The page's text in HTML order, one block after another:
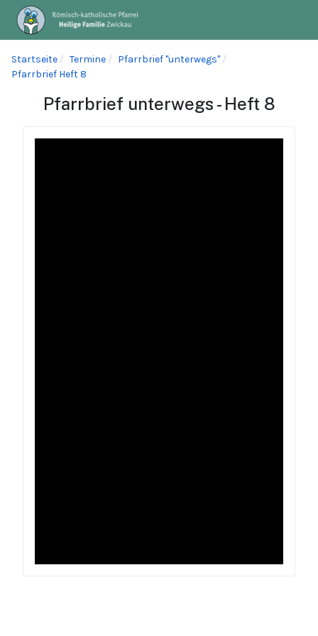
Startseite Termine
Pfarrbrief "unterwegs"
Pfarrbrief Heft 8
Pfarrbrief unterwegs - Heft 8